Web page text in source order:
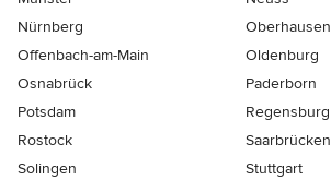
Nürnberg
Oberhausen
Offenbach-am-Main
Oldenburg
Osnabrück
Paderborn
Potsdam
Regensburg
Rostock
Saarbrücken
Solingen
Stuttgart